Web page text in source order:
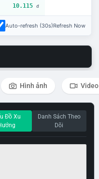
10.115 đ
Auto-refresh (30s)Refresh Now
Hình ảnh Video
Đồ Xu
Danh Sách Theo
Dõi